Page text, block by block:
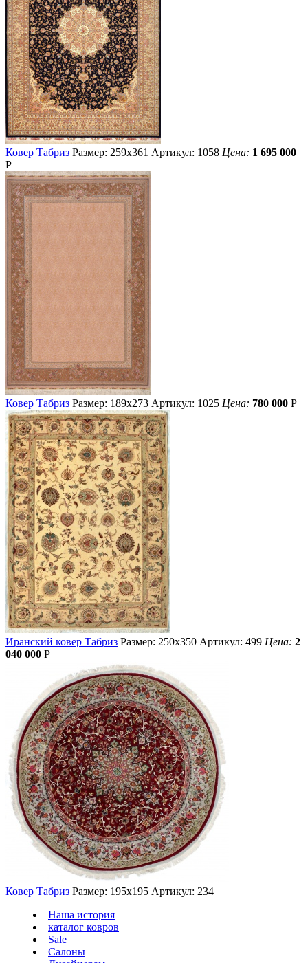
Ковер Табриз Размер: 259х361 Артикул: 1058 Цена: 1 695 000
Р
Ковер Табриз Размер: 189х273 Артикул: 1025 Цена: 780 000 Р
Иранский ковер Табриз Размер: 250х350 Артикул: 499 Цена: 2
040 000 Р
Ковер Табриз Размер: 195х195 Артикул: 234
Наша история
каталог ковров
Sale
Салоны